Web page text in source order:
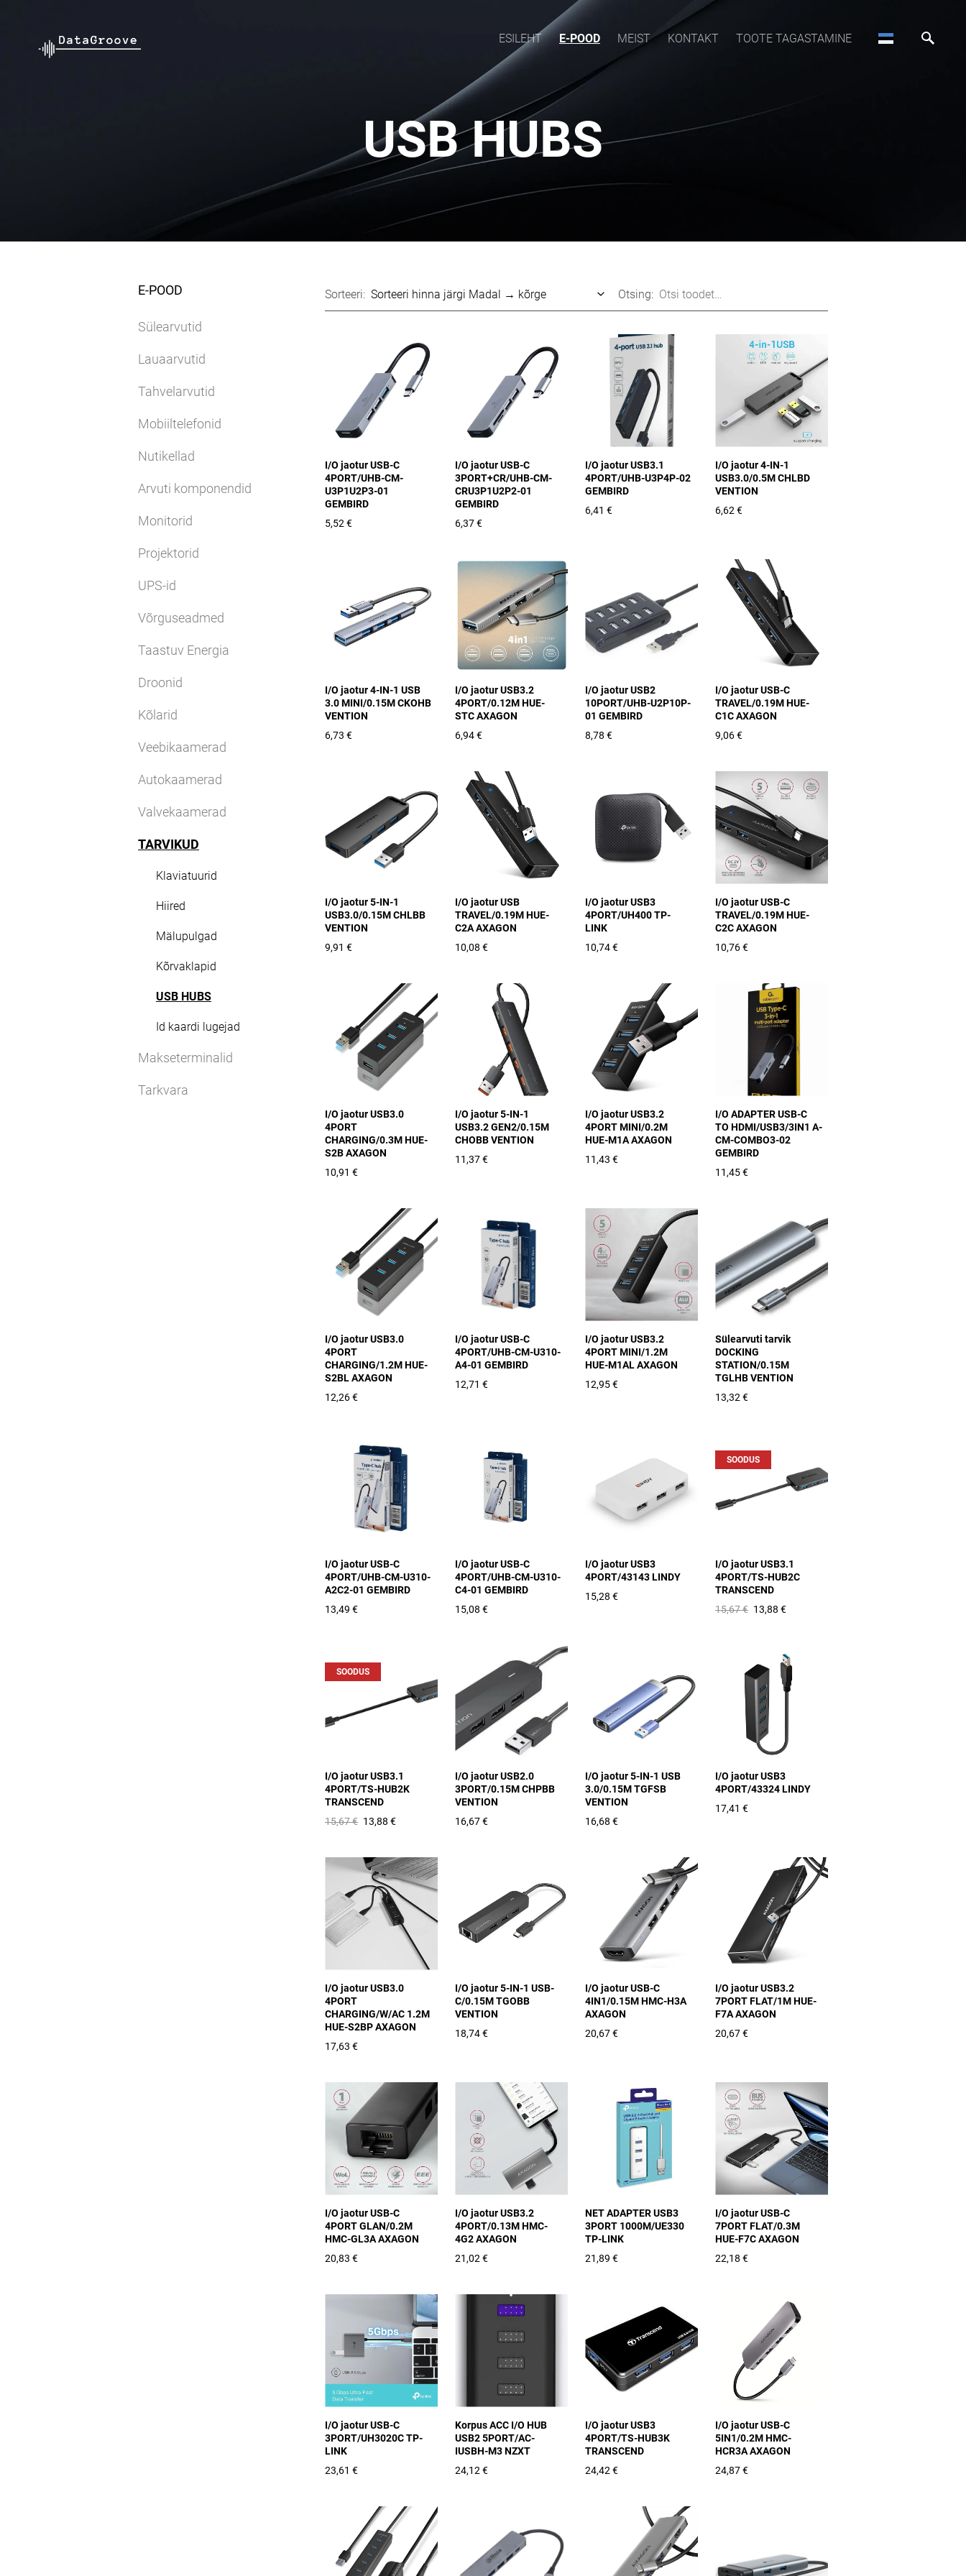
ESILEHT E-POOD MEIST KONTAKT TOOTE TAGASTAMINE
USB HUBS
E-POOD
Sülearvutid
Lauaarvutid
Tahvelarvutid
Mobiiltelefonid
Nutikellad
Arvuti komponendid
Monitorid
Projektorid
UPS-id
Võrguseadmed
Taastuv Energia
Droonid
Kõlarid
Veebikaamerad
Autokaamerad
Valvekaamerad
TARVIKUD
Klaviatuurid
Hiired
Mälupulgad
Kõrvaklapid
USB HUBS
Id kaardi lugejad
Makseterminalid
Tarkvara
Sorteeri: Otsing:
I/O jaotur USB-C
4PORT/UHB-CM-
U3P1U2P3-01
GEMBIRD
5,52 €
I/O jaotur USB-C
3PORT+CR/UHB-CM-
CRU3P1U2P2-01
GEMBIRD
6,37 €
I/O jaotur USB3.1
4PORT/UHB-U3P4P-02
GEMBIRD
6,41 €
I/O jaotur 4-IN-1
USB3.0/0.5M CHLBD
VENTION
6,62 €
I/O jaotur 4-IN-1 USB
3.0 MINI/0.15M CKOHB
VENTION
6,73 €
I/O jaotur USB3.2
4PORT/0.12M HUE-
STC AXAGON
6,94 €
I/O jaotur USB2
10PORT/UHB-U2P10P-
01 GEMBIRD
8,78 €
I/O jaotur USB-C
TRAVEL/0.19M HUE-
C1C AXAGON
9,06 €
I/O jaotur 5-IN-1
USB3.0/0.15M CHLBB
VENTION
9,91 €
I/O jaotur USB
TRAVEL/0.19M HUE-
C2A AXAGON
10,08 €
I/O jaotur USB3
4PORT/UH400 TP-
LINK
10,74 €
I/O jaotur USB-C
TRAVEL/0.19M HUE-
C2C AXAGON
10,76 €
I/O jaotur USB3.0
4PORT
CHARGING/0.3M HUE-
S2B AXAGON
10,91 €
I/O jaotur 5-IN-1
USB3.2 GEN2/0.15M
CHOBB VENTION
11,37 €
I/O jaotur USB3.2
4PORT MINI/0.2M
HUE-M1A AXAGON
11,43 €
I/O ADAPTER USB-C
TO HDMI/USB3/3IN1 A-
CM-COMBO3-02
GEMBIRD
11,45 €
I/O jaotur USB3.0
4PORT
CHARGING/1.2M HUE-
S2BL AXAGON
12,26 €
I/O jaotur USB-C
4PORT/UHB-CM-U310-
A4-01 GEMBIRD
12,71 €
I/O jaotur USB3.2
4PORT MINI/1.2M
HUE-M1AL AXAGON
12,95 €
Sülearvuti tarvik
DOCKING
STATION/0.15M
TGLHB VENTION
13,32 €
I/O jaotur USB-C
4PORT/UHB-CM-U310-
A2C2-01 GEMBIRD
13,49 €
I/O jaotur USB-C
4PORT/UHB-CM-U310-
C4-01 GEMBIRD
15,08 €
I/O jaotur USB3
4PORT/43143 LINDY
15,28 €
SOODUS
I/O jaotur USB3.1
4PORT/TS-HUB2C
TRANSCEND
15,67 € 13,88 €
SOODUS
I/O jaotur USB3.1
4PORT/TS-HUB2K
TRANSCEND
15,67 € 13,88 €
I/O jaotur USB2.0
3PORT/0.15M CHPBB
VENTION
16,67 €
I/O jaotur 5-IN-1 USB
3.0/0.15M TGFSB
VENTION
16,68 €
I/O jaotur USB3
4PORT/43324 LINDY
17,41 €
I/O jaotur USB3.0
4PORT
CHARGING/W/AC 1.2M
HUE-S2BP AXAGON
17,63 €
I/O jaotur 5-IN-1 USB-
C/0.15M TGOBB
VENTION
18,74 €
I/O jaotur USB-C
4IN1/0.15M HMC-H3A
AXAGON
20,67 €
I/O jaotur USB3.2
7PORT FLAT/1M HUE-
F7A AXAGON
20,67 €
I/O jaotur USB-C
4PORT GLAN/0.2M
HMC-GL3A AXAGON
20,83 €
I/O jaotur USB3.2
4PORT/0.13M HMC-
4G2 AXAGON
21,02 €
NET ADAPTER USB3
3PORT 1000M/UE330
TP-LINK
21,89 €
I/O jaotur USB-C
7PORT FLAT/0.3M
HUE-F7C AXAGON
22,18 €
I/O jaotur USB-C
3PORT/UH3020C TP-
LINK
23,61 €
Korpus ACC I/O HUB
USB2 5PORT/AC-
IUSBH-M3 NZXT
24,12 €
I/O jaotur USB3
4PORT/TS-HUB3K
TRANSCEND
24,42 €
I/O jaotur USB-C
5IN1/0.2M HMC-
HCR3A AXAGON
24,87 €